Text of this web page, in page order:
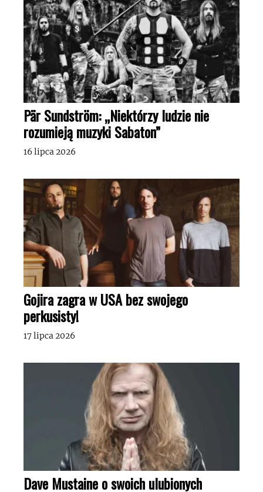
Pär Sundström: „Niektórzy ludzie nie
rozumieją muzyki Sabaton”
16 lipca 2026
Gojira zagra w USA bez swojego
perkusisty!
17 lipca 2026
Dave Mustaine o swoich ulubionych